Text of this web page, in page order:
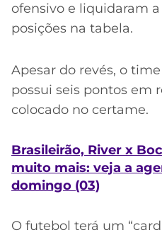
ofensivo e liquidaram a
posições na tabela.
Apesar do revés, o
possui seis pontos em
colocado no certame.
Brasileirão, River x
muito mais: veja a
domingo (03)
O futebol terá um